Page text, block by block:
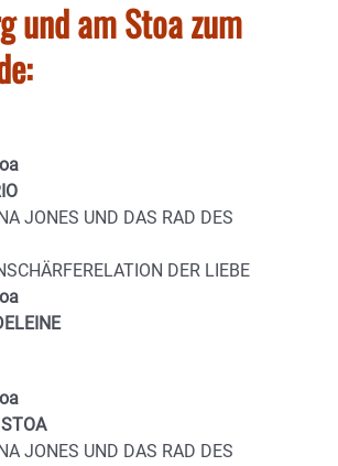
und am Stoa zum
JONES UND DAS RAD DES
DER LIEBE
JONES UND DAS RAD DES